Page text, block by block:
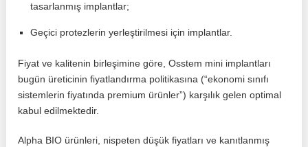
tasarlanmış implantlar;
Geçici protezlerin yerleştirilmesi için implantlar.
Fiyat ve kalitenin birleşimine göre, Osstem mini implantları
bugün üreticinin fiyatlandırma politikasına (“ekonomi sınıfı
sistemlerin fiyatında premium ürünler”) karşılık gelen optimal
kabul edilmektedir.
Alpha BIO ürünleri, nispeten düşük fiyatları ve kanıtlanmış